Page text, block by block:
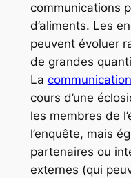
communications
d’aliments. Les
peuvent évoluer
de grandes
La communication
cours d’une
les membres de
l’enquête, mais
partenaires ou
externes (qui